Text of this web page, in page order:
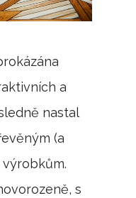
a
nastal
(a
s